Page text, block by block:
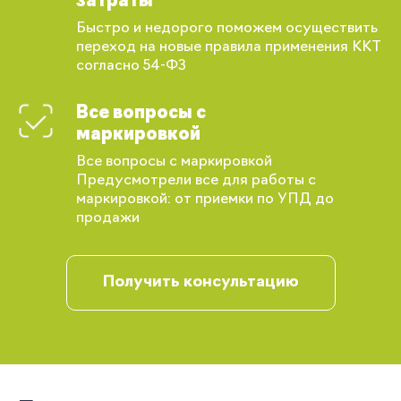
Быстро и недорого поможем осуществить
переход на новые правила применения ККТ
согласно 54-ФЗ
Все вопросы с
маркировкой
Все вопросы с маркировкой
Предусмотрели все для работы с
маркировкой: от приемки по УПД до
продажи
Получить консультацию
заказов и получать индивидуальные
рекомендации